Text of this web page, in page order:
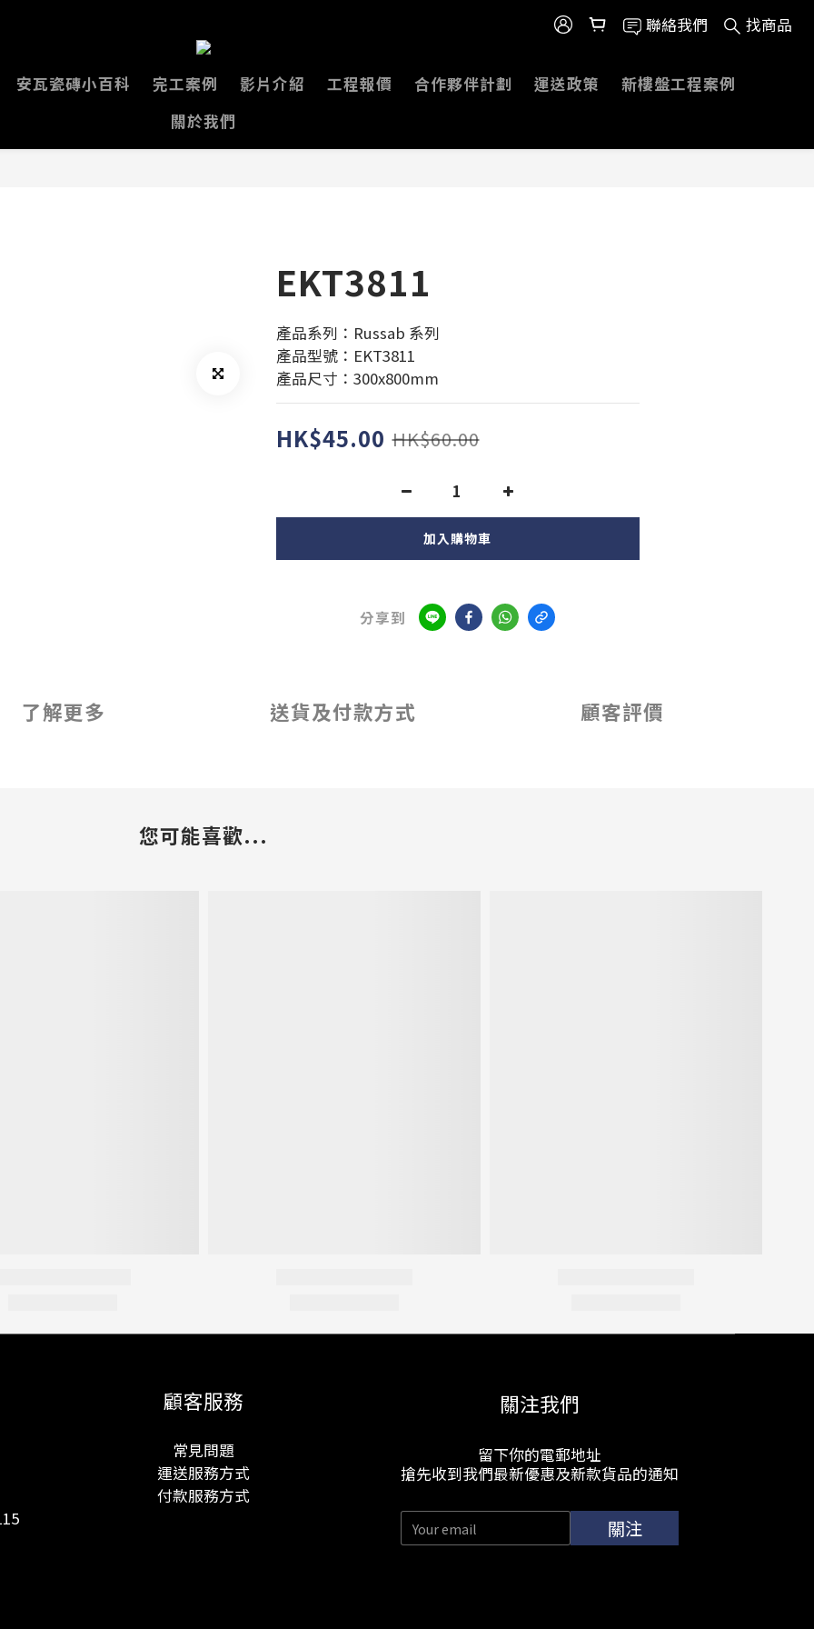
聯絡我們 找商品
安瓦瓷磚小百科 完工案例 影片介紹 工程報價 合作夥伴計劃 運送政策
新樓盤工程案例
關於我們
EKT3811
產品系列：Russab 系列
產品型號：EKT3811
產品尺寸：300x800mm
HK$45.00 HK$60.00
加入購物車
分享到
了解更多 送貨及付款方式 顧客評價
您可能喜歡...
顧客服務
常見問題
運送服務方式
付款服務方式
關注我們
留下你的電郵地址
搶先收到我們最新優惠及新款貨品的通知
關注